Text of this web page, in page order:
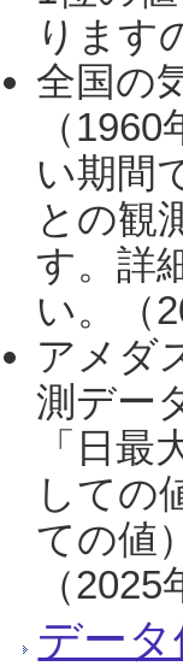
ります
全国の
（
い期間
との観
す。詳
い。（
アメダ
測デー
「日
しての
ての値
（2025
デー